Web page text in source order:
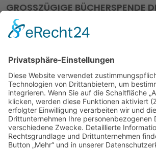
GROSSZÜGIGE BÜCHERSPENDE
ÜNTER BRAUCH-STIFTUNG
07. Feb. 2023
Zum Auftakt des zweiten
Stiftung für Frieden und Ökologie im
(HGBS) kam der Mosbacher
NKG…
Mehr erfahren